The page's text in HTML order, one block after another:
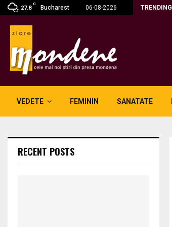
27.8
C
Bucharest 06-08-2026 TRENDING
fum: unde se potrivesc…
VEDETE FEMININ SANATATE
RECENT POSTS